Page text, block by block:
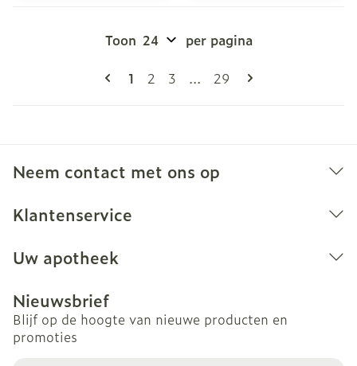
Pagina's
U lees momenteel pagina
1 Pagina
2 Pagina
3 ... Pagina
29
Toon per pagina
Neem contact met ons op
Klantenservice
Uw apotheek
Nieuwsbrief
Blijf op de hoogte van nieuwe producten en
promoties